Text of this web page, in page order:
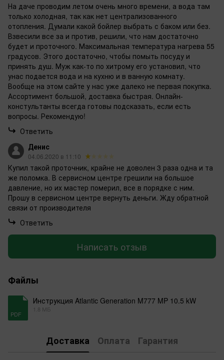
На даче проводим летом очень много времени, а вода там
только холодная, так как нет централизованного
отопления. Думали какой бойлер выбрать с баком или без.
Взвесили все за и против, решили, что нам достаточно
будет и проточного. Максимальная температура нагрева 55
градусов. Этого достаточно, чтобы помыть посуду и
принять душ. Муж как-то по хитрому его установил, что
унас подается вода и на кухню и в ванную комнату.
Вообще на этом сайте у нас уже далеко не первая покупка.
Ассортимент большой, доставка быстрая. Онлайн-
констультанты всегда готовы подсказать, если есть
вопросы. Рекомендую!
Ответить
Денис
04.06.2020 в 11:10
Купил такой проточник, крайне не доволен 3 раза одна и та
же поломка. В сервисном центре грешили на большое
давление, но их мастер померил, все в порядке с ним.
Прошу в сервисном центре вернуть деньги. Жду обратной
связи от производителя
Ответить
Написать отзыв
Файлы
PDF
Инструкция Atlantic Generation M777 MP 10.5 kW
1.8 МБ
Доставка Оплата Гарантия